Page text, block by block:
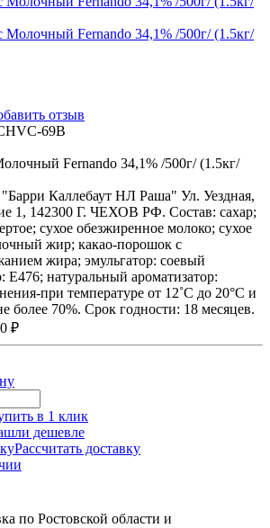
отзыв
69B
Fernando 34,1% /500г/ (1.5кг/
Каллебаут НЛ Раша" Ул. Уездная,
1, 142300 Г. ЧЕХОВ РФ. Состав: сахар;
сухое обезжиренное молоко; сухое
жир; какао-порошок с
жира; эмульгатор: соевый
E476; натуральный ароматизатор:
при температуре от 12˚С до 20°С и
более 70%. Срок годности: 18 месяцев.
₽
в 1 клик
дешевле
Рассчитать доставку